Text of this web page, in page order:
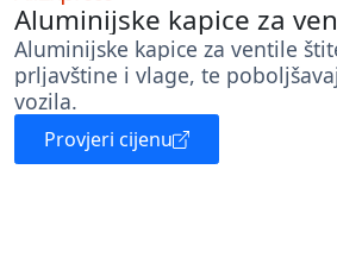
Aluminijske kapice za
Aluminijske kapice za ventile
prljavštine i vlage, te
vozila.
Provjeri cijenu